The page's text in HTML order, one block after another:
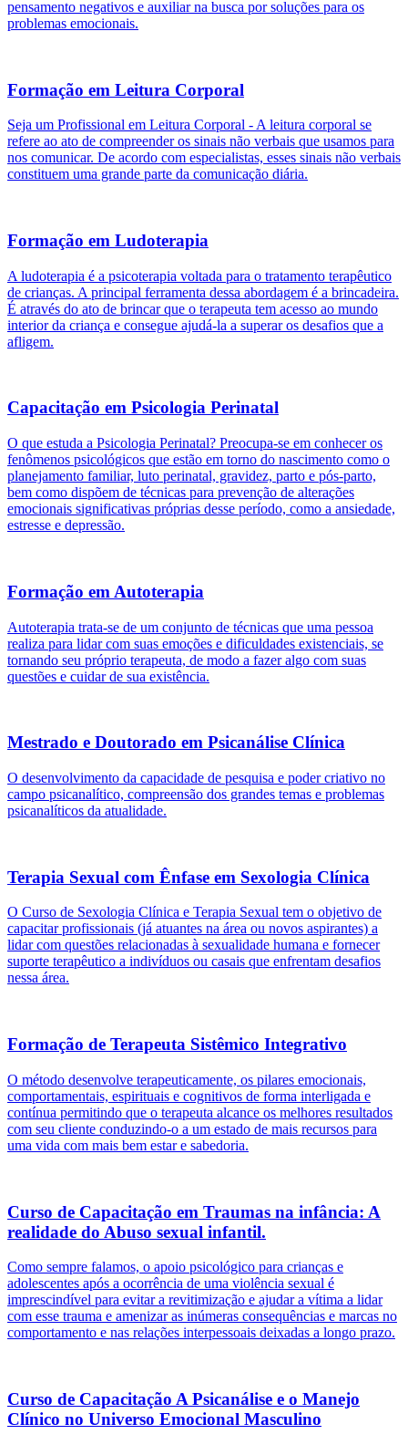
pensamento negativos e auxiliar na busca por soluções para os
problemas emocionais.
Formação em Leitura Corporal
Seja um Profissional em Leitura Corporal - A leitura corporal se
refere ao ato de compreender os sinais não verbais que usamos para
nos comunicar. De acordo com especialistas, esses sinais não verbais
constituem uma grande parte da comunicação diária.
Formação em Ludoterapia
A ludoterapia é a psicoterapia voltada para o tratamento terapêutico
de crianças. A principal ferramenta dessa abordagem é a brincadeira.
É através do ato de brincar que o terapeuta tem acesso ao mundo
interior da criança e consegue ajudá-la a superar os desafios que a
afligem.
Capacitação em Psicologia Perinatal
O que estuda a Psicologia Perinatal? Preocupa-se em conhecer os
fenômenos psicológicos que estão em torno do nascimento como o
planejamento familiar, luto perinatal, gravidez, parto e pós-parto,
bem como dispõem de técnicas para prevenção de alterações
emocionais significativas próprias desse período, como a ansiedade,
estresse e depressão.
Formação em Autoterapia
Autoterapia trata-se de um conjunto de técnicas que uma pessoa
realiza para lidar com suas emoções e dificuldades existenciais, se
tornando seu próprio terapeuta, de modo a fazer algo com suas
questões e cuidar de sua existência.
Mestrado e Doutorado em Psicanálise Clínica
O desenvolvimento da capacidade de pesquisa e poder criativo no
campo psicanalítico, compreensão dos grandes temas e problemas
psicanalíticos da atualidade.
Terapia Sexual com Ênfase em Sexologia Clínica
O Curso de Sexologia Clínica e Terapia Sexual tem o objetivo de
capacitar profissionais (já atuantes na área ou novos aspirantes) a
lidar com questões relacionadas à sexualidade humana e fornecer
suporte terapêutico a indivíduos ou casais que enfrentam desafios
nessa área.
Formação de Terapeuta Sistêmico Integrativo
O método desenvolve terapeuticamente, os pilares emocionais,
comportamentais, espirituais e cognitivos de forma interligada e
contínua permitindo que o terapeuta alcance os melhores resultados
com seu cliente conduzindo-o a um estado de mais recursos para
uma vida com mais bem estar e sabedoria.
Curso de Capacitação em Traumas na infância: A
realidade do Abuso sexual infantil.
Como sempre falamos, o apoio psicológico para crianças e
adolescentes após a ocorrência de uma violência sexual é
imprescindível para evitar a revitimização e ajudar a vítima a lidar
com esse trauma e amenizar as inúmeras consequências e marcas no
comportamento e nas relações interpessoais deixadas a longo prazo.
Curso de Capacitação A Psicanálise e o Manejo
Clínico no Universo Emocional Masculino